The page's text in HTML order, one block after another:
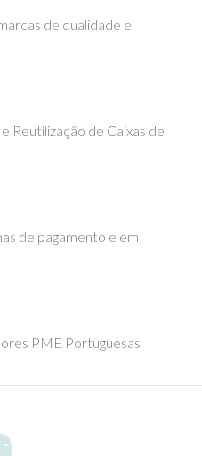
de qualidade e
Reutilização de Caixas de
de pagamento e em
PME Portuguesas